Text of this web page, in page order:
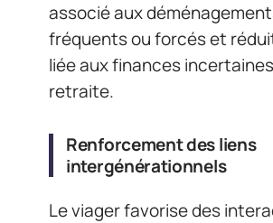
associé aux
fréquents ou forcés et
liée aux finances
retraite.
Renforcement des liens
intergénérationnels
Le viager favorise des